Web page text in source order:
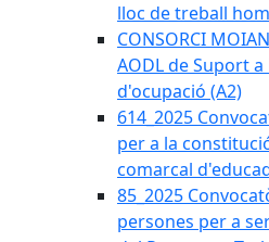
lloc de treball
CONSORCI
AODL de Suport
d'ocupació (A2)
614_2025
per a la
comarcal
85_2025
persones per a